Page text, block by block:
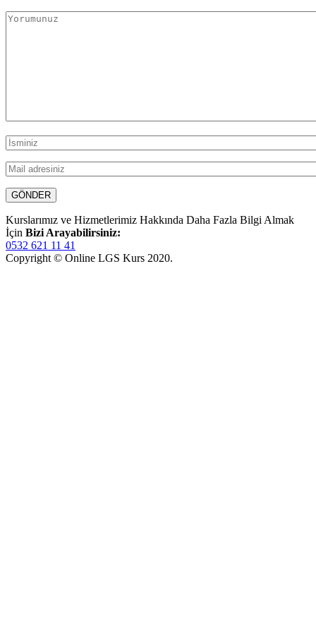
Kurslarımız ve Hizmetlerimiz Hakkında Daha Fazla Bilgi Almak
İçin Bizi Arayabilirsiniz:
0532 621 11 41
Copyright © Online LGS Kurs 2020.